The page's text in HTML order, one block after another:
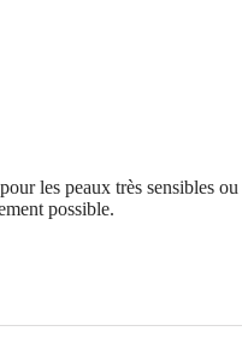
les peaux très sensibles
possible.